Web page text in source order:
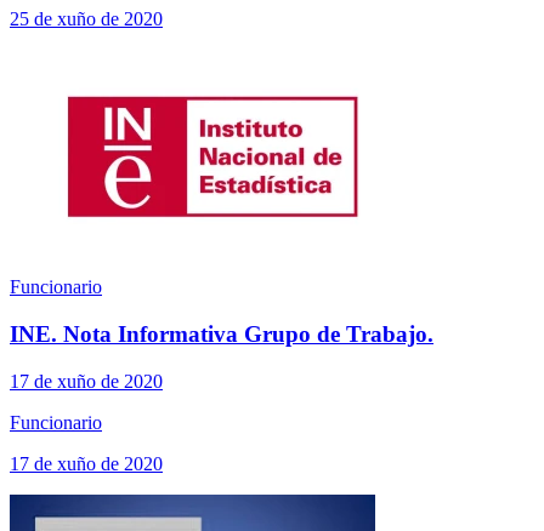
25 de xuño de 2020
Funcionario
INE. Nota Informativa Grupo de Trabajo.
17 de xuño de 2020
Funcionario
17 de xuño de 2020